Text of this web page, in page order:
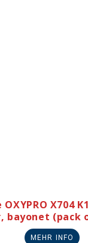
X704
bayonet (pack
MEHR INFO